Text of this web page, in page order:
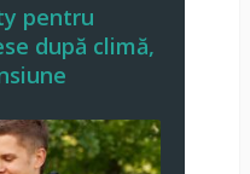
pentru
după climă,